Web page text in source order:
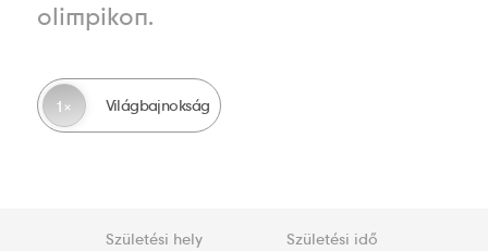
olimpikon.
1 Világbajnokság
Születési hely
Születési idő